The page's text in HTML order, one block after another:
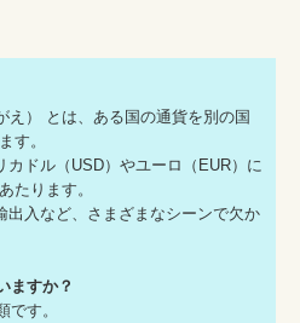
え） とは、ある国の通貨を別の国
す。
ドル（USD）やユーロ（EUR）に
たります。
入など、さまざまなシーンで欠か
ますか？
す。